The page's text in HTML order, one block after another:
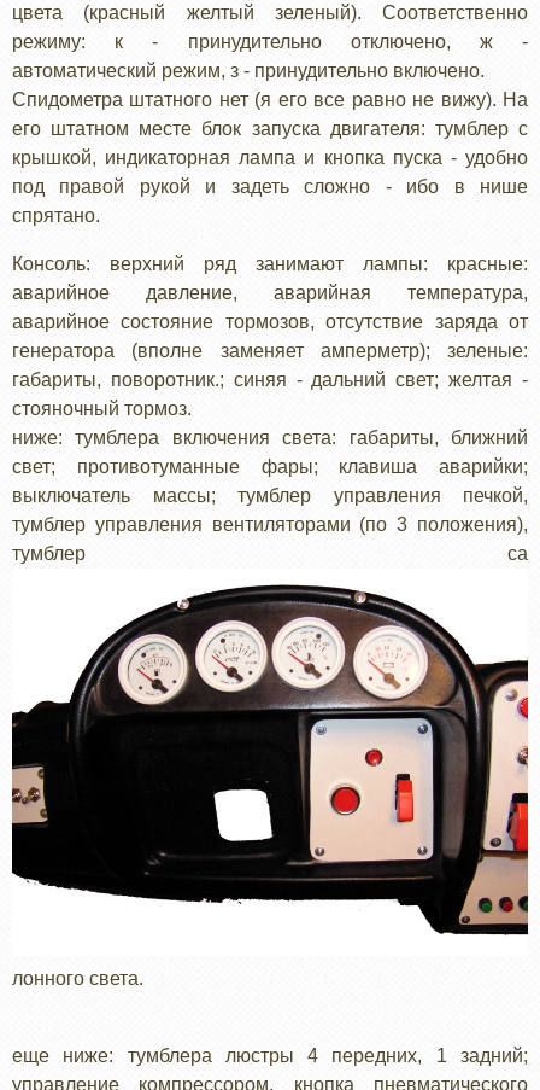
цвета (красный желтый зеленый). Соответственно
режиму: к - принудительно отключено, ж -
автоматический режим, з - принудительно включено.
Спидометра штатного нет (я его все равно не вижу). На
его штатном месте блок запуска двигателя: тумблер с
крышкой, индикаторная лампа и кнопка пуска - удобно
под правой рукой и задеть сложно - ибо в нише
спрятано.
Консоль: верхний ряд занимают лампы: красные:
аварийное давление, аварийная температура,
аварийное состояние тормозов, отсутствие заряда от
генератора (вполне заменяет амперметр); зеленые:
габариты, поворотник.; синяя - дальний свет; желтая -
стояночный тормоз.
ниже: тумблера включения света: габариты, ближний
свет; противотуманные фары; клавиша аварийки;
выключатель массы; тумблер управления печкой,
тумблер управления вентиляторами (по 3 положения),
тумблер са
лонного света.
еще ниже: тумблера люстры 4 передних, 1 задний;
управление компрессором, кнопка пневматического